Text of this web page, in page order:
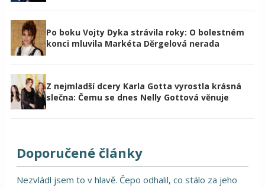
Po boku Vojty Dyka strávila roky: O bolestném
konci mluvila Markéta Děrgelová nerada
Z nejmladší dcery Karla Gotta vyrostla krásná
slečna: Čemu se dnes Nelly Gottová věnuje
Doporučené články
Nezvládl jsem to v hlavě. Čepo odhalil, co stálo za jeho